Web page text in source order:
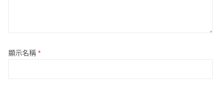
顯示名稱 *